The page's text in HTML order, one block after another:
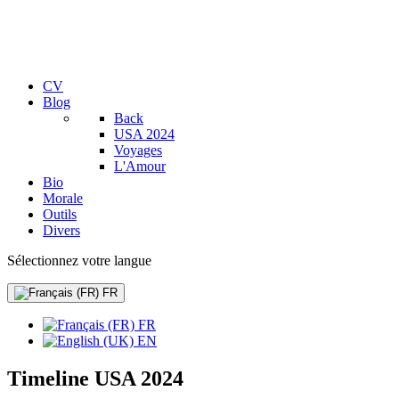
CV
Blog
Back
USA 2024
Voyages
L'Amour
Bio
Morale
Outils
Divers
Sélectionnez votre langue
FR
FR
EN
Timeline USA 2024